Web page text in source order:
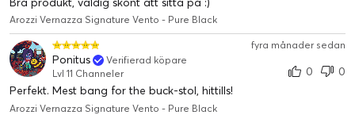
Flerdimensionella armstöd
De vadderade armstöden kan inte bara röra sig upp och ner. De
kan glida framåt och bakåt och rotera in och ut. För den som
vill hitta den bästa positionen för armstöden är denna 3-
dimensionella stil vår mest justerbara.
Arozzi Vernazza Signature Vento - Pure Black
fyra månader sedan
Ponitus
Verifierad köpare
Lvl 11 Channeler
0
0
Perfekt. Mest bang for the buck-stol, hittills!
Arozzi Vernazza Signature Vento - Pure Black